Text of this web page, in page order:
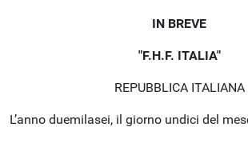
IN BREVE
"F.H.F. ITALIA"
REPUBBLICA ITALIANA
L’anno duemilasei, il giorno undici del